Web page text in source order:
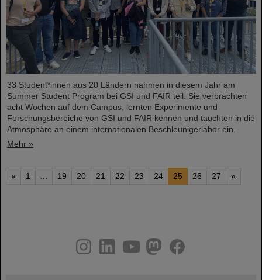
33 Student*innen aus 20 Ländern nahmen in diesem Jahr am
Summer Student Program bei GSI und FAIR teil. Sie verbrachten
acht Wochen auf dem Campus, lernten Experimente und
Forschungsbereiche von GSI und FAIR kennen und tauchten in die
Atmosphäre an einem internationalen Beschleunigerlabor ein.
Mehr »
« 1 ... 19 20 21 22 23 24 25 26 27 »
youtube
helmholtz.social
facebook